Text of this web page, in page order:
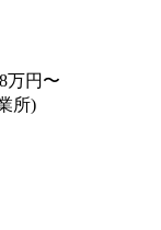
万円〜
所)